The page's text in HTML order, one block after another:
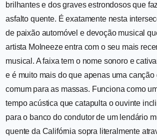
brilhantes e dos graves estrondosos que
asfalto quente. É exatamente nesta
de paixão automóvel e devoção musical
artista Molneeze entra com o seu mais
musical. A faixa tem o nome sonoro e
e é muito mais do que apenas uma canção
comum para as massas. Funciona como
tempo acústica que catapulta o ouvinte
para o banco do condutor de um lendário
quente da Califórnia sopra literalmente